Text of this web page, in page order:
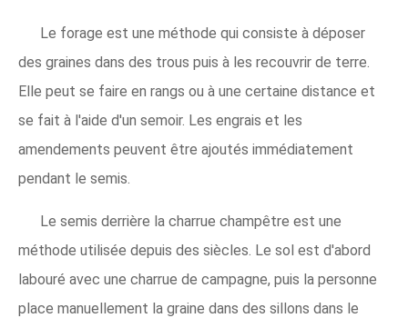
Le forage est une méthode qui consiste à déposer
des graines dans des trous puis à les recouvrir de terre.
Elle peut se faire en rangs ou à une certaine distance et
se fait à l'aide d'un semoir. Les engrais et les
amendements peuvent être ajoutés immédiatement
pendant le semis.
Le semis derrière la charrue champêtre est une
méthode utilisée depuis des siècles. Le sol est d'abord
labouré avec une charrue de campagne, puis la personne
place manuellement la graine dans des sillons dans le